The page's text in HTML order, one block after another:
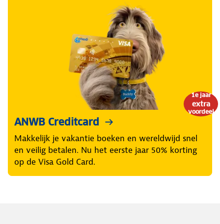
1e jaar
extra
voordeel
ANWB Creditcard
Makkelijk je vakantie boeken en wereldwijd snel
en veilig betalen. Nu het eerste jaar 50% korting
op de Visa Gold Card.